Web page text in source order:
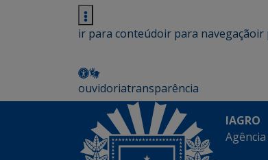
ir para conteúdoir para navegaçãoir
ouvidoriatransparência
IAGRO